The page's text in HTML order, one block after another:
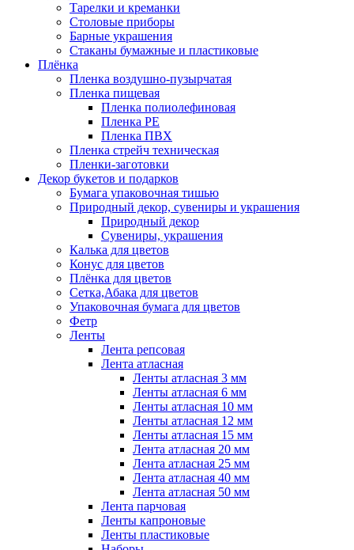
Тарелки и креманки
Столовые приборы
Барные украшения
Стаканы бумажные и пластиковые
Плёнка
Пленка воздушно-пузырчатая
Пленка пищевая
Пленка полиолефиновая
Пленка PE
Пленка ПВХ
Пленка стрейч техническая
Пленки-заготовки
Декор букетов и подарков
Бумага упаковочная тишью
Природный декор, сувениры и украшения
Природный декор
Сувениры, украшения
Калька для цветов
Конус для цветов
Плёнка для цветов
Сетка,Абака для цветов
Упаковочная бумага для цветов
Фетр
Ленты
Лента репсовая
Лента атласная
Ленты атласная 3 мм
Ленты атласная 6 мм
Ленты атласная 10 мм
Ленты атласная 12 мм
Ленты атласная 15 мм
Лента атласная 20 мм
Лента атласная 25 мм
Лента атласная 40 мм
Лента атласная 50 мм
Лента парчовая
Ленты капроновые
Ленты пластиковые